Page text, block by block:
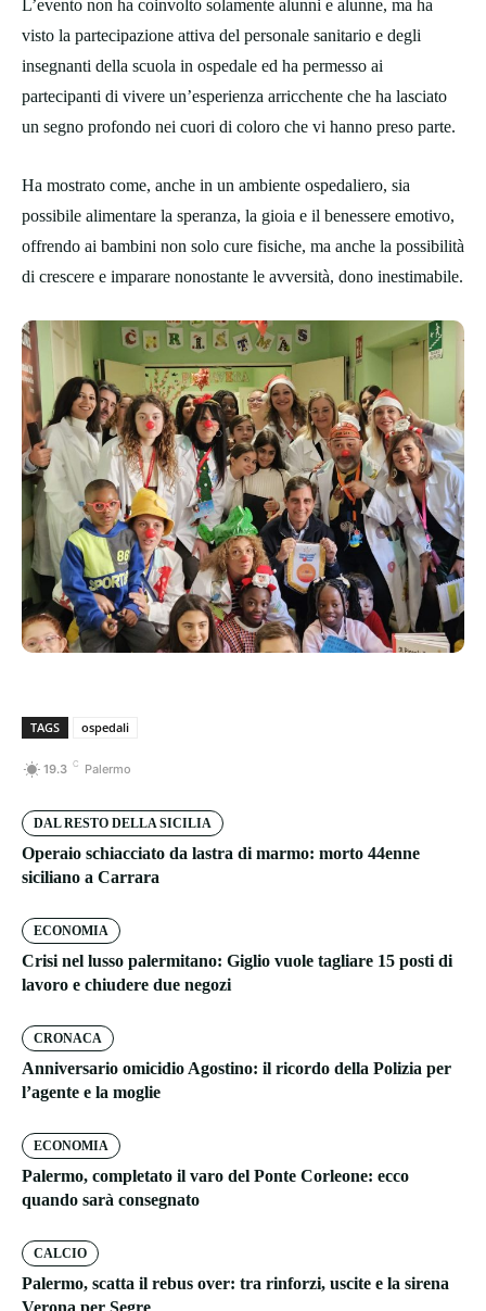
L’evento non ha coinvolto solamente alunni e alunne, ma ha
visto la partecipazione attiva del personale sanitario e degli
insegnanti della scuola in ospedale ed ha permesso ai
partecipanti di vivere un’esperienza arricchente che ha lasciato
un segno profondo nei cuori di coloro che vi hanno preso parte.
Ha mostrato come, anche in un ambiente ospedaliero, sia
possibile alimentare la speranza, la gioia e il benessere emotivo,
offrendo ai bambini non solo cure fisiche, ma anche la possibilità
di crescere e imparare nonostante le avversità, dono inestimabile.
TAGS ospedali
19.3 C Palermo
DAL RESTO DELLA SICILIA
Operaio schiacciato da lastra di marmo: morto 44enne
siciliano a Carrara
ECONOMIA
Crisi nel lusso palermitano: Giglio vuole tagliare 15 posti di
lavoro e chiudere due negozi
CRONACA
Anniversario omicidio Agostino: il ricordo della Polizia per
l’agente e la moglie
ECONOMIA
Palermo, completato il varo del Ponte Corleone: ecco
quando sarà consegnato
CALCIO
Palermo, scatta il rebus over: tra rinforzi, uscite e la sirena